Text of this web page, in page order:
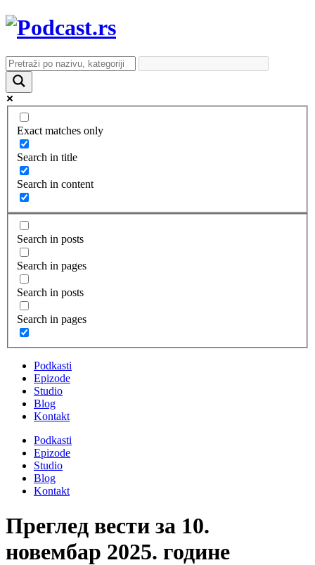
Exact matches only
Search in title
Search in content
Search in posts
Search in pages
Search in posts
Search in pages
Podkasti
Epizode
Studio
Blog
Kontakt
Podkasti
Epizode
Studio
Blog
Kontakt
Преглед вести за 10.
новембар 2025. године